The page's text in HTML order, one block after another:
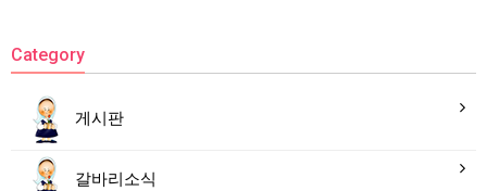
Category
게시판
갈바리소식